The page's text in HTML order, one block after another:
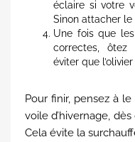
éclaire si votre
Sinon attacher
Une fois que
correctes, ôtez
éviter que l’olivier
Pour finir, pensez à
voile d’hivernage,
Cela évite la